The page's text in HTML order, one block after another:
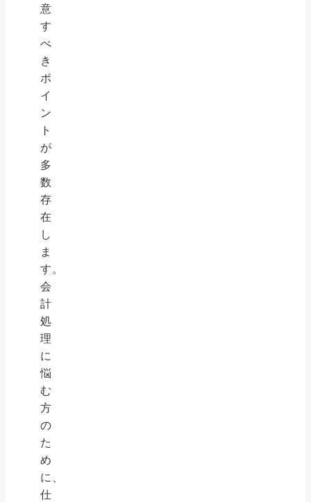
意
す
べ
き
ポ
イ
ン
ト
が
多
数
存
在
し
ま
す。
会
計
処
理
に
悩
む
方
の
た
め
に、
仕